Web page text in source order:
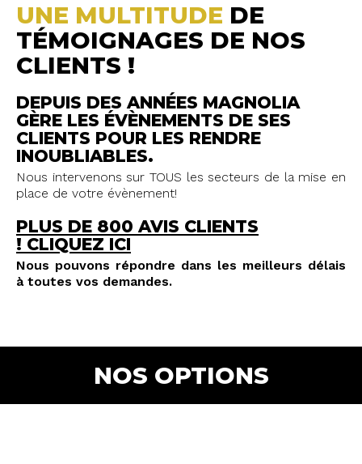
UNE MULTITUDE DE
TÉMOIGNAGES DE NOS
CLIENTS !
DEPUIS DES ANNÉES MAGNOLIA
GÈRE LES ÉVÈNEMENTS DE SES
CLIENTS POUR LES RENDRE
INOUBLIABLES.
Nous intervenons sur TOUS les secteurs de la mise en
place de votre évènement!
PLUS DE 800 AVIS CLIENTS
! CLIQUEZ ICI
Nous pouvons répondre dans les meilleurs délais
à toutes vos demandes.
NOS OPTIONS